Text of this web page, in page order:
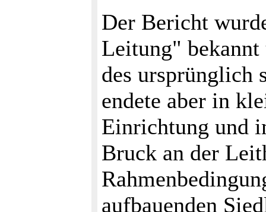
Der Bericht
Leitung" bekannt
des ursprünglich
endete aber in
Einrichtung und
Bruck an der
aufbauenden